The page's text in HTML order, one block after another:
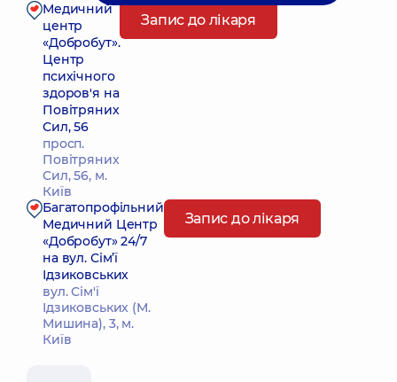
Медичний
центр
«Добробут».
Центр
психічного
здоров'я на
Повітряних
Сил, 56
просп.
Повітряних
Сил, 56, м.
Київ
Запис до лікаря
Багатопрофільний
Медичний Центр
«Добробут» 24/7
на вул. Сім’ї
Ідзиковських
вул. Сім'ї
Ідзиковських (М.
Мишина), 3, м.
Київ
Запис до лікаря